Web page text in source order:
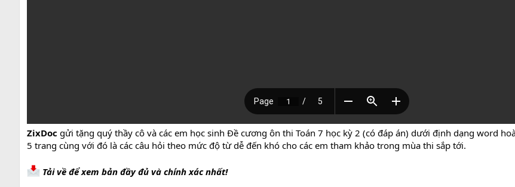
ZixDoc gửi tặng quý thầy cô và các em học sinh Đề cương ôn thi Toán 7 học kỳ 2 (có đáp án) dưới định dạng word
5 trang cùng với đó là các câu hỏi theo mức độ từ dễ đến khó cho các em tham khảo trong mùa thi sắp tới.
Tải về để xem bản đầy đủ và chính xác nhất!